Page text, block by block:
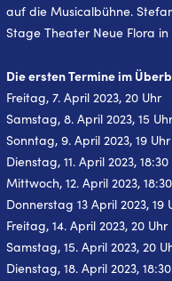
auf die Musicalbühne.
Stage Theater Neue Flora
Die ersten Termine im
Freitag, 7. April 2023, 20 Uhr
Samstag, 8. April 2023, 15 Uhr
Sonntag, 9. April 2023, 19 Uhr
Dienstag, 11. April 2023,
Mittwoch, 12. April 2023,
Donnerstag 13 April 2023, 19
Freitag, 14. April 2023, 20 Uhr
Samstag, 15. April 2023, 20
Dienstag, 18. April 2023,